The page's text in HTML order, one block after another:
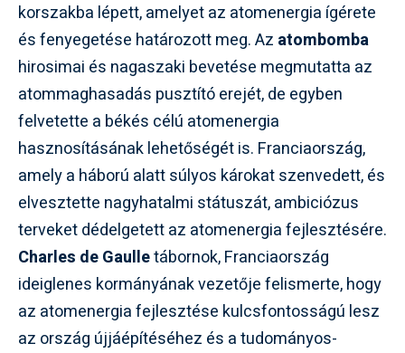
korszakba lépett, amelyet az atomenergia ígérete
és fenyegetése határozott meg. Az atombomba
hirosimai és nagaszaki bevetése megmutatta az
atommaghasadás pusztító erejét, de egyben
felvetette a békés célú atomenergia
hasznosításának lehetőségét is. Franciaország,
amely a háború alatt súlyos károkat szenvedett, és
elvesztette nagyhatalmi státuszát, ambiciózus
terveket dédelgetett az atomenergia fejlesztésére.
Charles de Gaulletábornok, Franciaország
ideiglenes kormányának vezetője felismerte, hogy
az atomenergia fejlesztése kulcsfontosságú lesz
az ország újjáépítéséhez és a tudományos-